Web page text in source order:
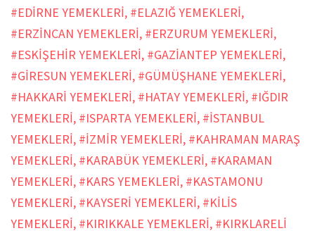
#EDİRNE YEMEKLERİ, #ELAZIĞ YEMEKLERİ,
#ERZİNCAN YEMEKLERİ, #ERZURUM YEMEKLERİ,
#ESKİŞEHİR YEMEKLERİ, #GAZİANTEP YEMEKLERİ,
#GİRESUN YEMEKLERİ, #GÜMÜŞHANE YEMEKLERİ,
#HAKKARİ YEMEKLERİ, #HATAY YEMEKLERİ, #IĞDIR
YEMEKLERİ, #ISPARTA YEMEKLERİ, #İSTANBUL
YEMEKLERİ, #İZMİR YEMEKLERİ, #KAHRAMAN MARAŞ
YEMEKLERİ, #KARABÜK YEMEKLERİ, #KARAMAN
YEMEKLERİ, #KARS YEMEKLERİ, #KASTAMONU
YEMEKLERİ, #KAYSERİ YEMEKLERİ, #KİLİS
YEMEKLERİ, #KIRIKKALE YEMEKLERİ, #KIRKLARELİ